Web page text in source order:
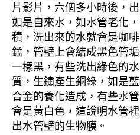
片影片，六個多小時後，
如是自來水，如水管老化
積，洗出來的水就會是咖
錳，管壁上會結成黑色管
一樣黑，有些洗出綠色的
質，生鏽產生銅綠，如是
合金的養化造成，有些水
會是黃白色，這說明水管
出水管壁的生物膜。